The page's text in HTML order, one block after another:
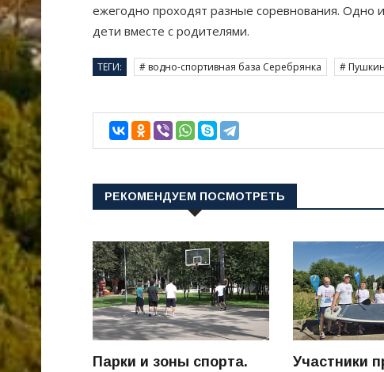
ежегодно проходят разные соревнования. Одно
дети вместе с родителями.
ТЕГИ: # водно-спортивная база Серебрянка #
РЕКОМЕНДУЕМ ПОСМОТРЕТЬ
Парки и зоны спорта.
Участники